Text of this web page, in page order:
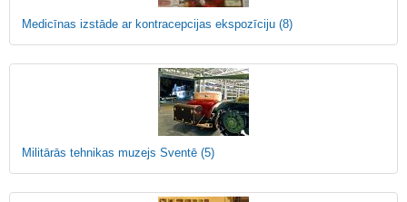
Medicīnas izstāde ar kontracepcijas ekspozīciju (8)
Militārās tehnikas muzejs Sventē (5)